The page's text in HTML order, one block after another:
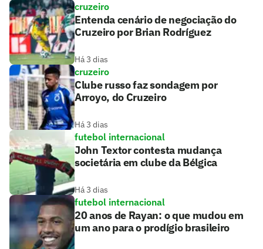
cruzeiro
Entenda cenário de negociação do
Cruzeiro por Brian Rodríguez
Há 3 dias
cruzeiro
Clube russo faz sondagem por
Arroyo, do Cruzeiro
Há 3 dias
futebol internacional
John Textor contesta mudança
societária em clube da Bélgica
Há 3 dias
futebol internacional
20 anos de Rayan: o que mudou em
um ano para o prodígio brasileiro